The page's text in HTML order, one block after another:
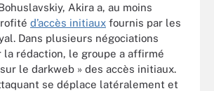
Akira a, au moins
d’accès initiaux fournis par les
Dans plusieurs négociations
la rédaction, le groupe a affirmé
le darkweb » des accès initiaux.
se déplace latéralement et